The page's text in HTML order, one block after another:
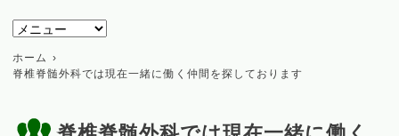
ホーム
脊椎脊髄外科では現在一緒に働く仲間を探しております